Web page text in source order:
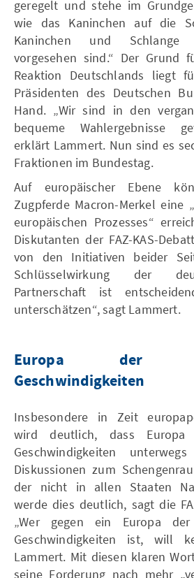
geregelt und stehe im
wie das Kaninchen auf die
Kaninchen und Schlange
vorgesehen sind.“ Der Grund
Reaktion Deutschlands liegt
Präsidenten des Deutschen
Hand. „Wir sind in den
bequeme Wahlergebnisse
erklärt Lammert. Nun sind es
Fraktionen im Bundestag.
Auf europäischer Ebene
Zugpferde Macron-Merkel eine
europäischen Prozesses“
Diskutanten der FAZ-KAS-
von den Initiativen beider
Schlüsselwirkung der
Partnerschaft ist
unterschätzen“, sagt Lammert.
Europa der
Geschwindigkeiten
Insbesondere in Zeit
wird deutlich, dass Europa
Geschwindigkeiten
Diskussionen zum
der nicht in allen Staaten
werde dies deutlich, sagt die
„Wer gegen ein Europa der
Geschwindigkeiten ist, will
Lammert. Mit diesen klaren
seine Forderung nach mehr